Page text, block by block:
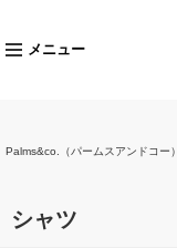
メニュー
Palms&co.（パームスアンドコー
シャツ